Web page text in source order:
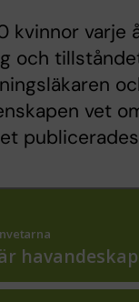
varje
och
vet